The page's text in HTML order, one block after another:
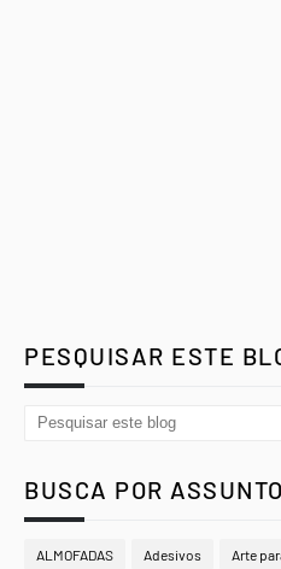
PESQUISAR ESTE
BUSCA POR ASSUNTO
ALMOFADAS Adesivos Arte